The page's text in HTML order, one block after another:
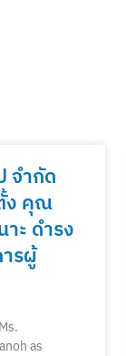
จำกัด
ง คุณ
ะ ดำรง
รผู้
as